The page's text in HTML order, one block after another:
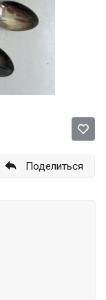
Поделиться